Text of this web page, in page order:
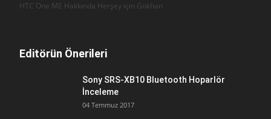
HTC One ME Hakkında Herşey için Gökhan
Editörün Önerileri
Sony SRS-XB10 Bluetooth Hoparlör
İnceleme
04 Temmuz 2017